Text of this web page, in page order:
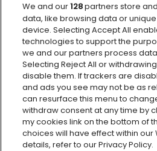
VÅRE
We and our128partners store
data, like browsing data or
device. Selecting Accept All
technologies to support the
we and our partners process
Selecting Reject All or
disable them. If trackers are
and ads you see may not be as
can resurface this menu to
withdraw consent at any time by
my cookies link on the bottom of
choices will have effect within our
details, refer to our Privacy Policy.